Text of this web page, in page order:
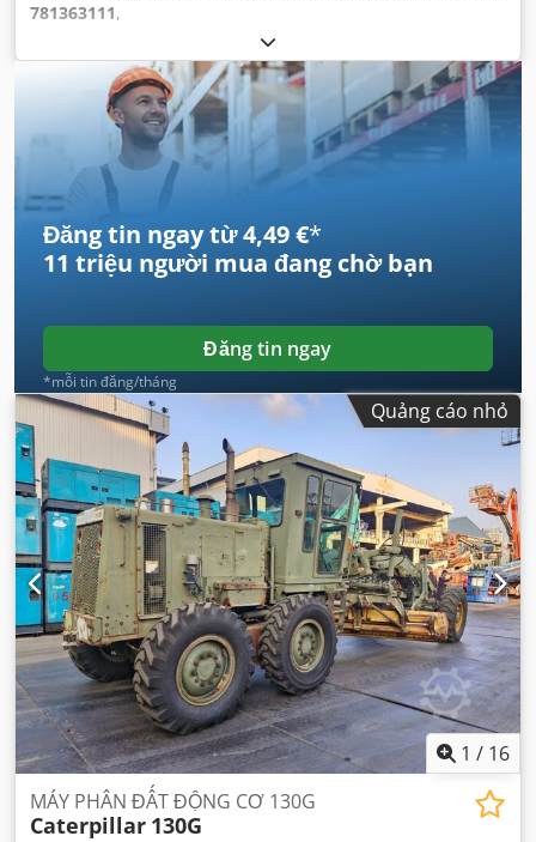
781363111,
Đăng tin ngay từ 4,49 €*
11 triệu người mua đang chờ bạn
Đăng tin ngay
*mỗi tin đăng/tháng
Quảng cáo nhỏ
1 / 16
MÁY PHÂN ĐẤT ĐỘNG CƠ 130G
Caterpillar 130G